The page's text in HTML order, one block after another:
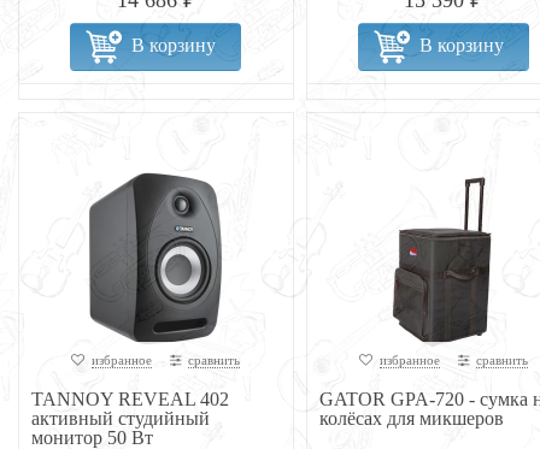
В корзину В корзину
избранное сравнить
TANNOY REVEAL 402
активный студийный
монитор 50 Вт
избранное сравнить
GATOR GPA-720 - сумка
колёсах для микшеров